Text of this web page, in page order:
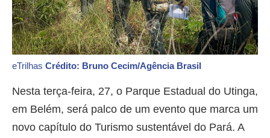
eTrilhas Crédito: Bruno Cecim/Agência Brasil
Nesta terça-feira, 27, o Parque Estadual do Utinga,
em Belém, será palco de um evento que marca um
novo capítulo do Turismo sustentável do Pará. A